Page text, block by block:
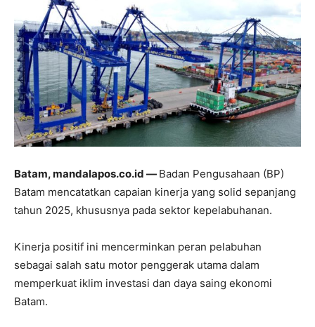
Batam, mandalapos.co.id — Badan Pengusahaan (BP)
Batam mencatatkan capaian kinerja yang solid sepanjang
tahun 2025, khususnya pada sektor kepelabuhanan.
Kinerja positif ini mencerminkan peran pelabuhan
sebagai salah satu motor penggerak utama dalam
memperkuat iklim investasi dan daya saing ekonomi
Batam.